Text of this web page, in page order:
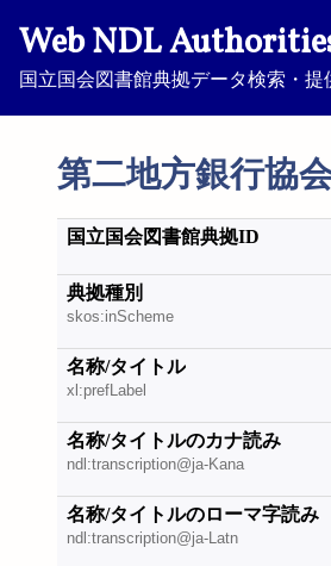
Web NDL
国立国会図書館典拠データ検索・提
第二地方銀行協
国立国会図書館典拠ID
典拠種別
skos:inScheme
名称/タイトル
xl:prefLabel
名称/タイトルのカナ読み
ndl:transcription@ja-Kana
名称/タイトルのローマ字読み
ndl:transcription@ja-Latn